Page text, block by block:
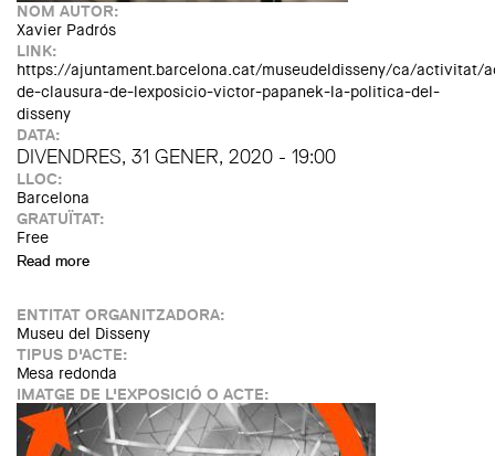
NOM AUTOR:
Xavier Padrós
LINK:
https://ajuntament.barcelona.cat/museudeldisseny/ca/activitat/
de-clausura-de-lexposicio-victor-papanek-la-politica-del-
disseny
DATA:
DIVENDRES, 31 GENER, 2020 - 19:00
LLOC:
Barcelona
GRATUÏTAT:
Free
Read more
ENTITAT ORGANITZADORA:
Museu del Disseny
TIPUS D'ACTE:
Mesa redonda
IMATGE DE L'EXPOSICIÓ O ACTE: